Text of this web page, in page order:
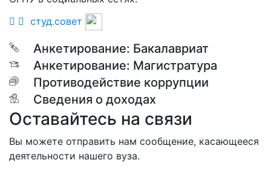
студ.совет
Анкетирование: Бакалавриат
Анкетирование: Магистратура
Противодействие коррупции
Сведения о доходах
Оставайтесь на связи
Вы можете отправить нам сообщение, касающееся
деятельности нашего вуза.